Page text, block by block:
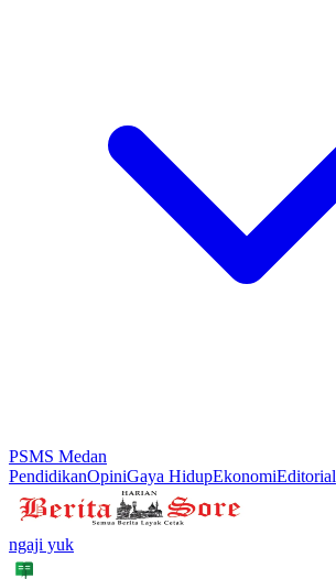
PSMS Medan
PendidikanOpiniGaya HidupEkonomiEditorial
ngaji yuk